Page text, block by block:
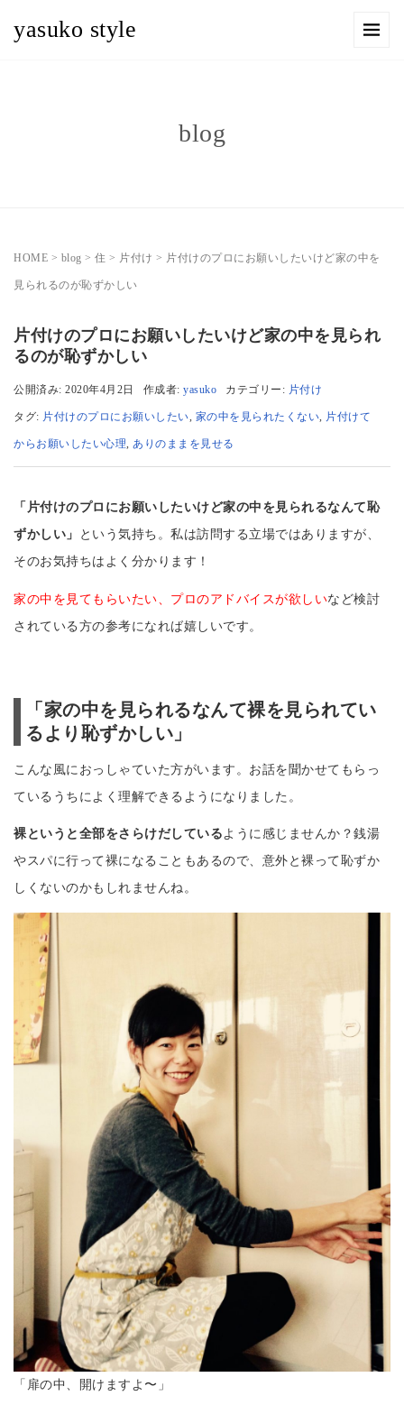
yasuko style
blog
HOME > blog > 住 > 片付け > 片付けのプロにお願いしたいけど家の中を
見られるのが恥ずかしい
片付けのプロにお願いしたいけど家の中を見られ
るのが恥ずかしい
公開済み: 2020年4月2日 作成者: yasuko カテゴリー: 片付け
タグ: 片付けのプロにお願いしたい, 家の中を見られたくない, 片付けて
からお願いしたい心理, ありのままを見せる
「片付けのプロにお願いしたいけど家の中を見られるなんて恥
ずかしい」
という気持ち。私は訪問する立場ではありますが、
そのお気持ちはよく分かります！
家の中を見てもらいたい、プロのアドバイスが欲しいなど検討
されている方の参考になれば嬉しいです。
「家の中を見られるなんて裸を見られてい
るより恥ずかしい」
こんな風におっしゃていた方がいます。お話を聞かせてもらっ
ているうちによく理解できるようになりました。
裸というと全部をさらけだしているように感じませんか？銭湯
やスパに行って裸になることもあるので、意外と裸って恥ずか
しくないのかもしれませんね。
「扉の中、開けますよ〜」